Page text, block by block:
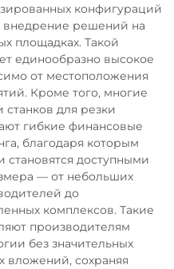
конфигураций
внедрение решений на
площадках. Такой
единообразно высокое
от местоположения
Кроме того, многие
для резки
гибкие финансовые
благодаря которым
становятся доступными
— от небольших
до
комплексов. Такие
производителям
без значительных
вложений, сохраняя